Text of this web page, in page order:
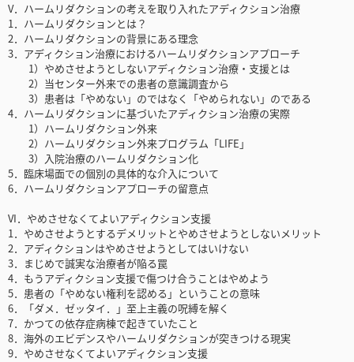
V．ハームリダクションの考えを取り入れたアディクション治療
1．ハームリダクションとは？
2．ハームリダクションの背景にある理念
3．アディクション治療におけるハームリダクションアプローチ
1）やめさせようとしないアディクション治療・支援とは
2）当センター外来での患者の意識調査から
3）患者は「やめない」のではなく「やめられない」のである
4．ハームリダクションに基づいたアディクション治療の実際
1）ハームリダクション外来
2）ハームリダクション外来プログラム「LIFE」
3）入院治療のハームリダクション化
5．臨床場面での個別の具体的な介入について
6．ハームリダクションアプローチの留意点
VI．やめさせなくてよいアディクション支援
1．やめさせようとするデメリットとやめさせようとしないメリット
2．アディクションはやめさせようとしてはいけない
3．まじめで誠実な治療者が陥る罠
4．もうアディクション支援で傷つけ合うことはやめよう
5．患者の「やめない権利を認める」ということの意味
6．「ダメ．ゼッタイ．」至上主義の呪縛を解く
7．かつての依存症病棟で起きていたこと
8．海外のエビデンスやハームリダクションが突きつける現実
9．やめさせなくてよいアディクション支援